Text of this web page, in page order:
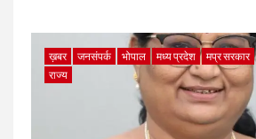
ख़बर जनसंपर्क भोपाल मध्य प्रदेश मप्र सरकार
राज्य